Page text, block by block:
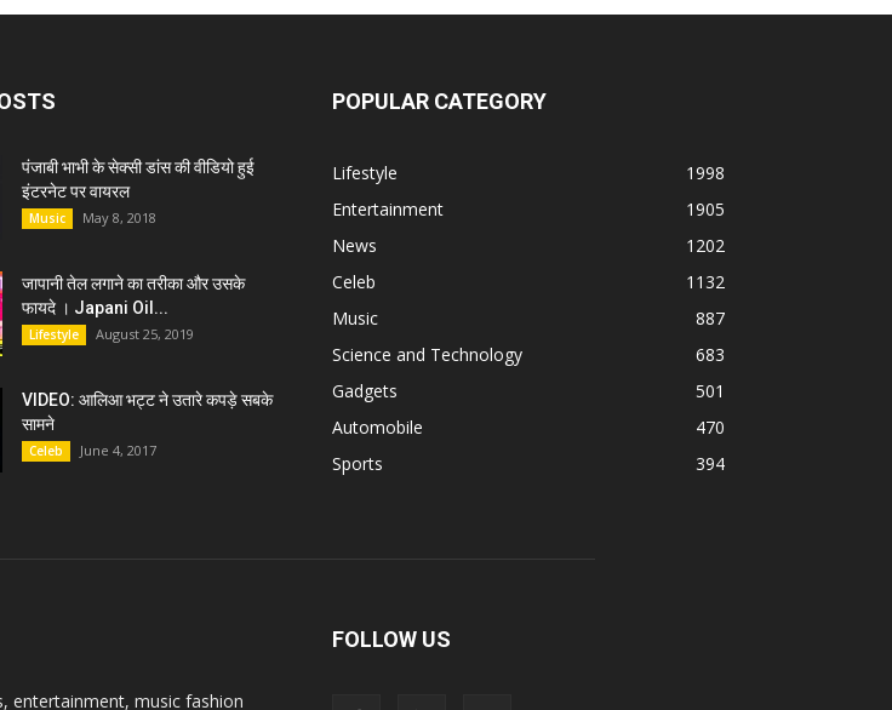
पंजाबी भाभी के सेक्सी डांस की वीडियो हुई
इंटरनेट पर वायरल
Music May 8, 2018
जापानी तेल लगाने का तरीका और उसके
फायदे । Japani Oil...
Lifestyle August 25, 2019
VIDEO: आलिआ भट्ट ने उतारे कपड़े सबके
सामने
Celeb June 4, 2017
POPULAR CATEGORY
Lifestyle
1998
Entertainment
1905
News
1202
Celeb
1132
Music
887
Science and Technology
683
Gadgets
501
Automobile
470
Sports
394
entertainment, music fashion
FOLLOW US